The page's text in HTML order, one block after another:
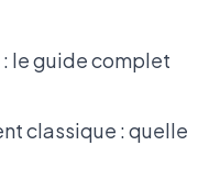
le guide complet
classique : quelle